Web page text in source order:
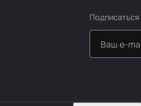
Подписаться